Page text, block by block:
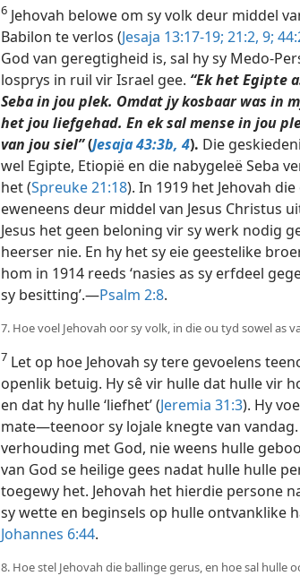
6 Jehovah belowe om sy volk deur middel
Babilon te verlos (Jesaja 13:17-19; 21:2, 9;
God van geregtigheid is, sal hy sy Medo-
losprys in ruil vir Israel gee. “Ek het Egipte
Seba in jou plek. Omdat jy kosbaar was in
het jou liefgehad. En ek sal mense in jou
van jou siel”(Jesaja 43:3b, 4). Die
wel Egipte, Etiopië en die nabygeleë Seba
het (Spreuke 21:18). In 1919 het Jehovah
eweneens deur middel van Jesus Christus
Jesus het geen beloning vir sy werk nodig
heerser nie. En hy het sy eie geestelike
hom in 1914 reeds ‘nasies as sy erfdeel
sy besitting’.—Psalm 2:8.
7. Hoe voel Jehovah oor sy volk, in die ou tyd sowel as
7 Let op hoe Jehovah sy tere gevoelens
openlik betuig. Hy sê vir hulle dat hulle vir
en dat hy hulle ‘liefhet’ (Jeremia 31:3). Hy
mate—teenoor sy lojale knegte van vandag.
verhouding met God, nie weens hulle
van God se heilige gees nadat hulle hulle
toegewy het. Jehovah het hierdie persone
sy wette en beginsels op hulle ontvanklike
Johannes 6:44.
8. Hoe stel Jehovah die ballinge gerus, en hoe sal hulle